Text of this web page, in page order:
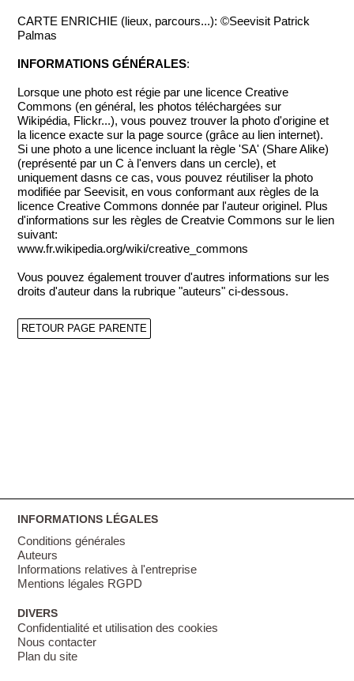
CARTE ENRICHIE (lieux, parcours...): ©Seevisit Patrick
Palmas
INFORMATIONS GÉNÉRALES:
Lorsque une photo est régie par une licence Creative
Commons (en général, les photos téléchargées sur
Wikipédia, Flickr...), vous pouvez trouver la photo d'origine et
la licence exacte sur la page source (grâce au lien internet).
Si une photo a une licence incluant la règle 'SA' (Share Alike)
(représenté par un C à l'envers dans un cercle), et
uniquement dasns ce cas, vous pouvez réutiliser la photo
modifiée par Seevisit, en vous conformant aux règles de la
licence Creative Commons donnée par l'auteur originel. Plus
d'informations sur les règles de Creatvie Commons sur le lien
suivant:
www.fr.wikipedia.org/wiki/creative_commons
Vous pouvez également trouver d'autres informations sur les
droits d'auteur dans la rubrique "auteurs" ci-dessous.
RETOUR PAGE PARENTE
INFORMATIONS LÉGALES
Conditions générales
Auteurs
Informations relatives à l'entreprise
Mentions légales RGPD
DIVERS
Confidentialité et utilisation des cookies
Nous contacter
Plan du site